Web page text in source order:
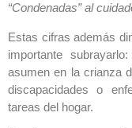
“Condenadas” al
Estas cifras además
importante
asumen en la crianza
discapacidades o
tareas del hogar.